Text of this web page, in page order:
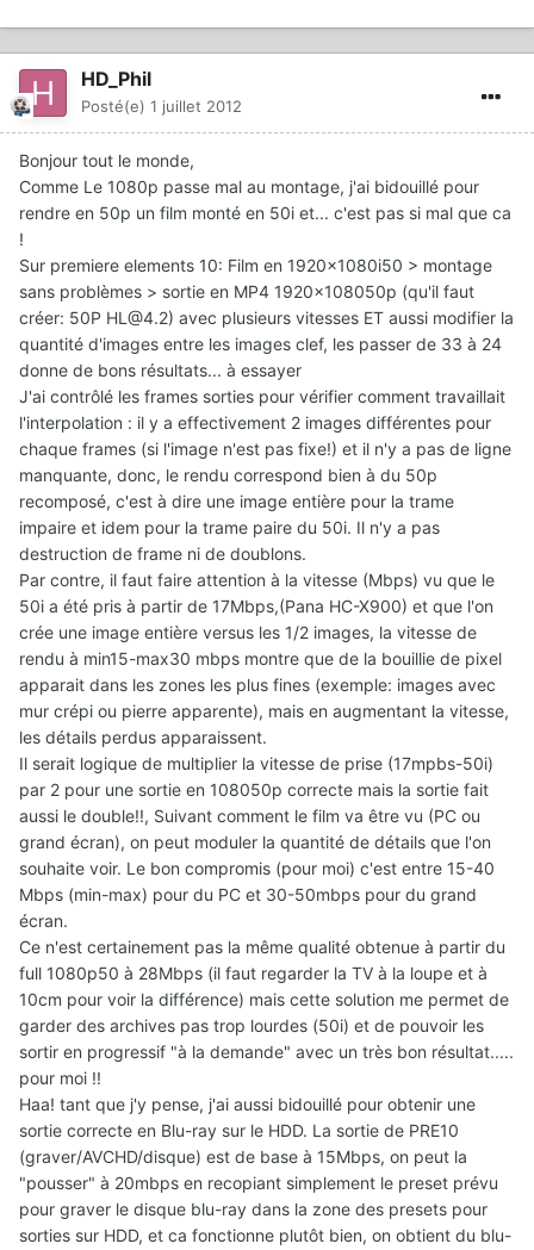
HD_Phil
Posté(e) 1 juillet 2012
Bonjour tout le monde,
Comme Le 1080p passe mal au montage, j'ai bidouillé pour
rendre en 50p un film monté en 50i et... c'est pas si mal que ca
!
Sur premiere elements 10: Film en 1920x1080i50 > montage
sans problèmes > sortie en MP4 1920x108050p (qu'il faut
créer: 50P HL@4.2) avec plusieurs vitesses ET aussi modifier la
quantité d'images entre les images clef, les passer de 33 à 24
donne de bons résultats... à essayer
J'ai contrôlé les frames sorties pour vérifier comment travaillait
l'interpolation : il y a effectivement 2 images différentes pour
chaque frames (si l'image n'est pas fixe!) et il n'y a pas de ligne
manquante, donc, le rendu correspond bien à du 50p
recomposé, c'est à dire une image entière pour la trame
impaire et idem pour la trame paire du 50i. Il n'y a pas
destruction de frame ni de doublons.
Par contre, il faut faire attention à la vitesse (Mbps) vu que le
50i a été pris à partir de 17Mbps,(Pana HC-X900) et que l'on
crée une image entière versus les 1/2 images, la vitesse de
rendu à min15-max30 mbps montre que de la bouillie de pixel
apparait dans les zones les plus fines (exemple: images avec
mur crépi ou pierre apparente), mais en augmentant la vitesse,
les détails perdus apparaissent.
Il serait logique de multiplier la vitesse de prise (17mpbs-50i)
par 2 pour une sortie en 108050p correcte mais la sortie fait
aussi le double!!, Suivant comment le film va être vu (PC ou
grand écran), on peut moduler la quantité de détails que l'on
souhaite voir. Le bon compromis (pour moi) c'est entre 15-40
Mbps (min-max) pour du PC et 30-50mbps pour du grand
écran.
Ce n'est certainement pas la même qualité obtenue à partir du
full 1080p50 à 28Mbps (il faut regarder la TV à la loupe et à
10cm pour voir la différence) mais cette solution me permet de
garder des archives pas trop lourdes (50i) et de pouvoir les
sortir en progressif "à la demande" avec un très bon résultat.....
pour moi !!
Haa! tant que j'y pense, j'ai aussi bidouillé pour obtenir une
sortie correcte en Blu-ray sur le HDD. La sortie de PRE10
(graver/AVCHD/disque) est de base à 15Mbps, on peut la
"pousser" à 20mbps en recopiant simplement le preset prévu
pour graver le disque blu-ray dans la zone des presets pour
sorties sur HDD, et ca fonctionne plutôt bien, on obtient du blu-